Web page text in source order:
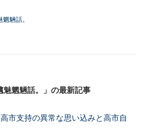
魎話。
魅魍魎話。」の最新記事
市支持の異常な思い込みと高市自